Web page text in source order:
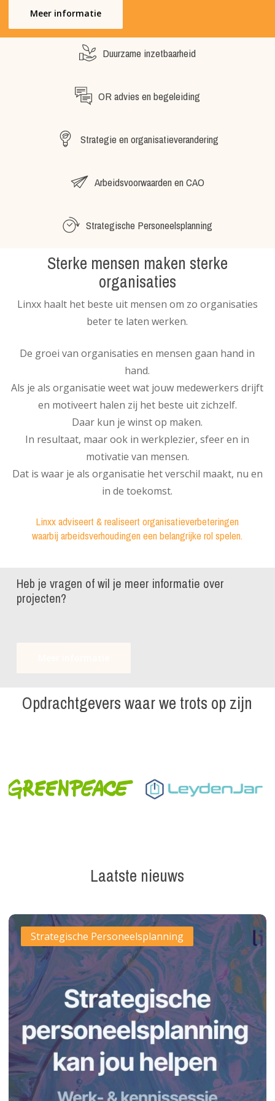
Meer informatie
Duurzame inzetbaarheid
OR advies en begeleiding
Strategie en organisatieverandering
Arbeidsvoorwaarden en CAO
Strategische Personeelsplanning
Sterke mensen maken sterke
organisaties
Linxx haalt het beste uit mensen om zo organisaties
beter te laten werken.
De groei van organisaties en mensen gaan hand in
hand.
Als je als organisatie weet wat jouw medewerkers drijft
en motiveert halen zij het beste uit zichzelf.
Daar kun je winst op maken.
In resultaat, maar ook in werkplezier, sfeer en in
motivatie van mensen.
Dat is waar je als organisatie het verschil maakt, nu en
in de toekomst.
Linxx adviseert & realiseert organisatieverbeteringen
waarbij arbeidsverhoudingen een belangrijke rol spelen.
Heb je vragen ofwil je meer informatie over
projecten?
Opdrachtgevers waarwe trots opzijn
Laatste nieuws
Werk-
kennissessie:
Strategische
personeelsplanning
Strategische Personeelsplanning